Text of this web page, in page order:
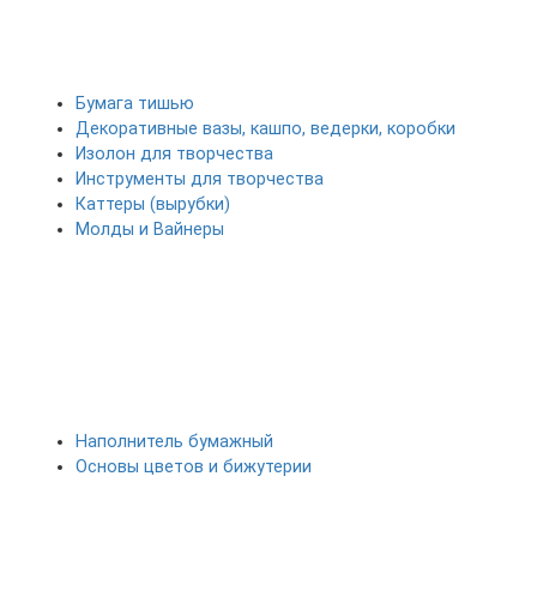
Бумага тишью
Декоративные вазы, кашпо, ведерки, коробки
Изолон для творчества
Инструменты для творчества
Каттеры (вырубки)
Молды и Вайнеры
Наполнитель бумажный
Основы цветов и бижутерии